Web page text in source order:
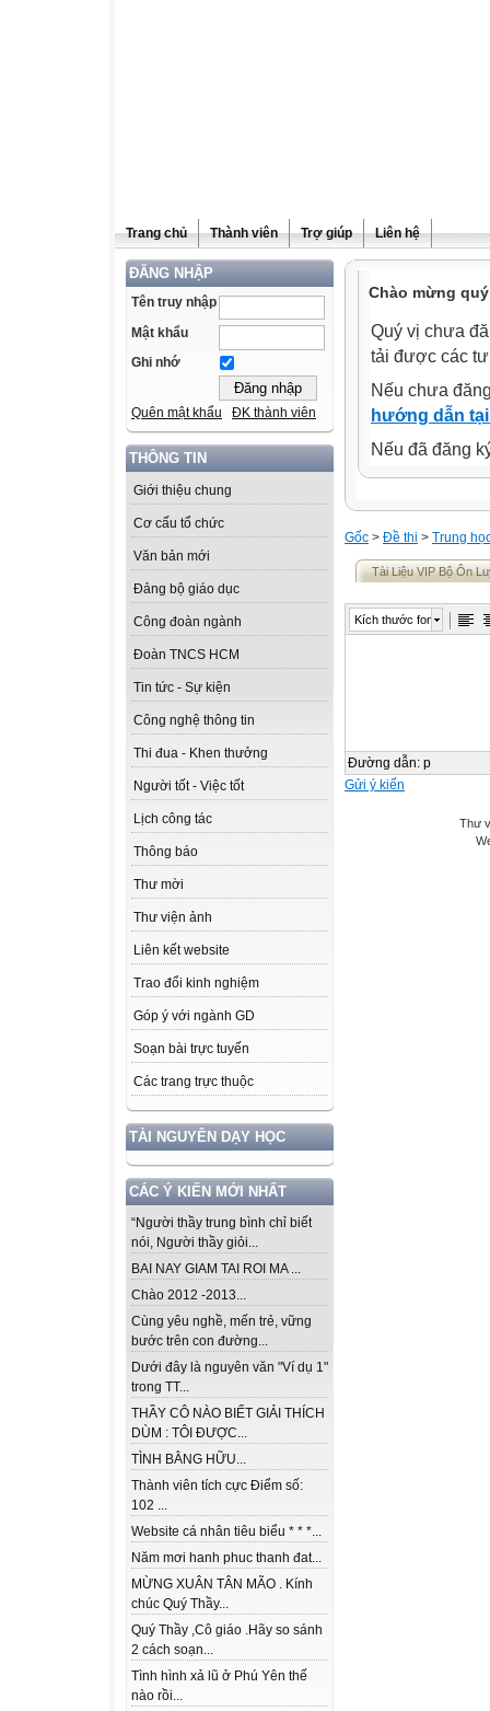
Trang chủ Thành viên Trợ giúp Liên hệ
ĐĂNG NHẬP
Tên truy nhập
Mật khẩu
Ghi nhớ
Quên mật khẩu ĐK thành viên
THÔNG TIN
Giới thiệu chung
Cơ cấu tổ chức
Văn bản mới
Đảng bộ giáo dục
Công đoàn ngành
Đoàn TNCS HCM
Tin tức - Sự kiện
Công nghệ thông tin
Thi đua - Khen thưởng
Người tốt - Việc tốt
Lịch công tác
Thông báo
Thư mời
Thư viện ảnh
Liên kết website
Trao đổi kinh nghiệm
Góp ý với ngành GD
Soạn bài trực tuyến
Các trang trực thuộc
TÀI NGUYÊN DẠY HỌC
CÁC Ý KIẾN MỚI NHẤT
“Người thầy trung bình chỉ biết
nói, Người thầy giỏi...
BAI NAY GIAM TAI ROI MA ...
Chào 2012 -2013...
Cùng yêu nghề, mến trẻ, vững
bước trên con đường...
Dưới đây là nguyên văn "Ví dụ 1"
trong TT...
THẦY CÔ NÀO BIẾT GIẢI THÍCH
DÙM : TÔI ĐƯỢC...
TÌNH BẰNG HỮU...
Thành viên tích cực Điểm số:
102 ...
Website cá nhân tiêu biểu * * *...
Năm mơi hanh phuc thanh đat...
MỪNG XUÂN TÂN MÃO . Kính
chúc Quý Thầy...
Quý Thầy ,Cô giáo .Hãy so sánh
2 cách soạn...
Tình hình xả lũ ở Phú Yên thế
nào rồi...
Chào mừng
Quý vị chưa
tải được các
Nếu chưa
hướng dẫn
Nếu đã đăng
Gốc > Đề thi > Trung
Tài Liệu VIP Bộ Ôn
Kích thước font
Đường dẫn: p
Gửi ý kiến
Thư